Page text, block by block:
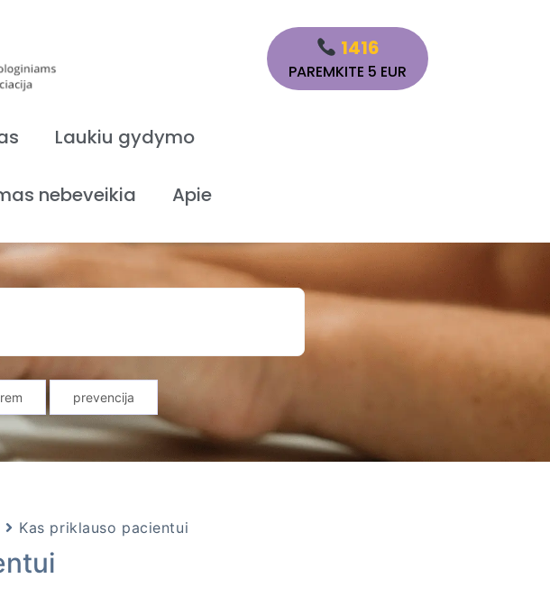
1416
PAREMKITE 5 EUR
Laukiu gydymo
nebeveikia Apie
rem prevencija
Kas priklauso pacientui